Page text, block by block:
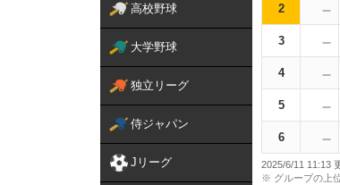
高校野球
大学野球
独立リーグ
侍ジャパン
Jリーグ
2
3
4
5
6
2025/6/11 11:13
※ グループの上